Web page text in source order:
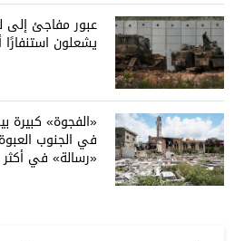
يشعلون استنفارًا
«الفجوة» كبيرة
في الجنوب
«رسالة» في